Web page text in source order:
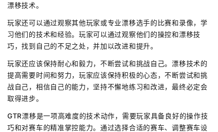
漂移技术。
玩家还可以通过观察其他玩家或专业漂移选手的比赛和录像，学
习他们的技术和经验。玩家可以通过观察他们的操控和漂移技
巧，找到自己的不足之处，并加以改进和提升。
玩家还应该保持耐心和毅力，不断尝试和挑战自己。漂移技术的
提高需要时间和努力，玩家应该保持积极的心态，不断尝试和挑
战自己，相信自己的能力，坚持不懈地练习和改进，最终必定会
取得进步。
GTR漂移是一项高难度的技术动作，需要玩家具备良好的操作技
巧和对赛车的精准掌控能力。通过选择合适的赛车、调整赛车设